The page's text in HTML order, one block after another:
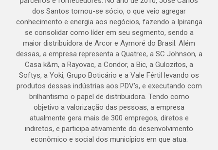
dos Santos tornou-se sócio, o que veio agregar
conhecimento e energia aos negócios, fazendo a Ipiranga
se consolidar como líder em seu segmento, sendo a
maior distribuidora de Arcor e Aymoré do Brasil. Além
dessas, a empresa representa a Quatree, a SC Johnson, a
Casa k&m, a Rayovac, a Condor, a Bic, a Gulozitos, a
Softys, a Yoki, Grupo Boticário e a Vale Fértil levando os
produtos dessas indústrias aos PDV’s, e executando com
brilhantismo o papel de distribuidora. Tendo como
objetivo a valorização das pessoas, a empresa
atualmente gera mais de 300 empregos, diretos e
indiretos, e participa ativamente do desenvolvimento
econômico e social dos municípios em que atua.